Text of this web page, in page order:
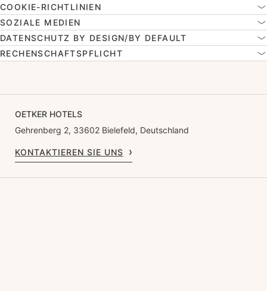
COOKIE-RICHTLINIEN
SOZIALE MEDIEN
DATENSCHUTZ BY DESIGN/BY DEFAULT
RECHENSCHAFTSPFLICHT
OETKER HOTELS
Gehrenberg 2, 33602 Bielefeld, Deutschland
KONTAKTIEREN SIE UNS